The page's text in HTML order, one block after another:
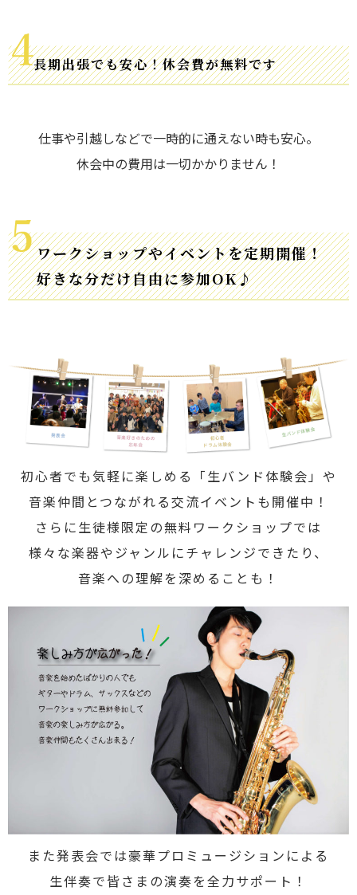
長期出張でも安心！休会費が無料です
仕事や引越しなどで一時的に通えない時も安心。
休会中の費用は一切かかりません！
ワークショップやイベントを定期開催！
好きな分だけ自由に参加OK♪
初心者でも気軽に楽しめる「生バンド体験会」や
音楽仲間とつながれる交流イベントも開催中！
さらに生徒様限定の無料ワークショップでは
様々な楽器やジャンルにチャレンジできたり、
音楽への理解を深めることも！
また発表会では豪華プロミュージションによる
生伴奏で皆さまの演奏を全力サポート！